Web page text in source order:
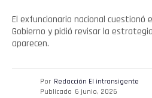
El exfuncionario nacional cuestionó
Gobierno y pidió revisar la
aparecen.
Por Redacción El intransigente
Publicado 6 junio, 2026